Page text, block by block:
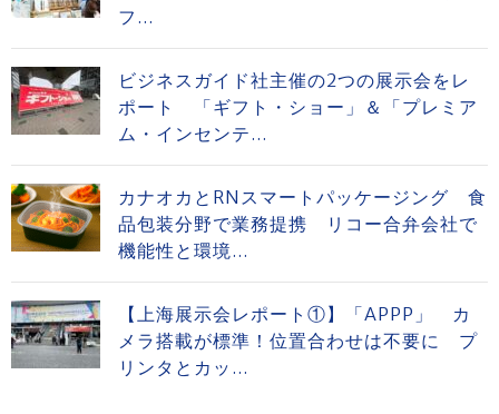
フ...
ビジネスガイド社主催の2つの展示会をレ
ポート 「ギフト・ショー」＆「プレミア
ム・インセンテ...
カナオカとRNスマートパッケージング 食
品包装分野で業務提携 リコー合弁会社で
機能性と環境...
【上海展示会レポート①】「APPP」 カ
メラ搭載が標準！位置合わせは不要に プ
リンタとカッ...